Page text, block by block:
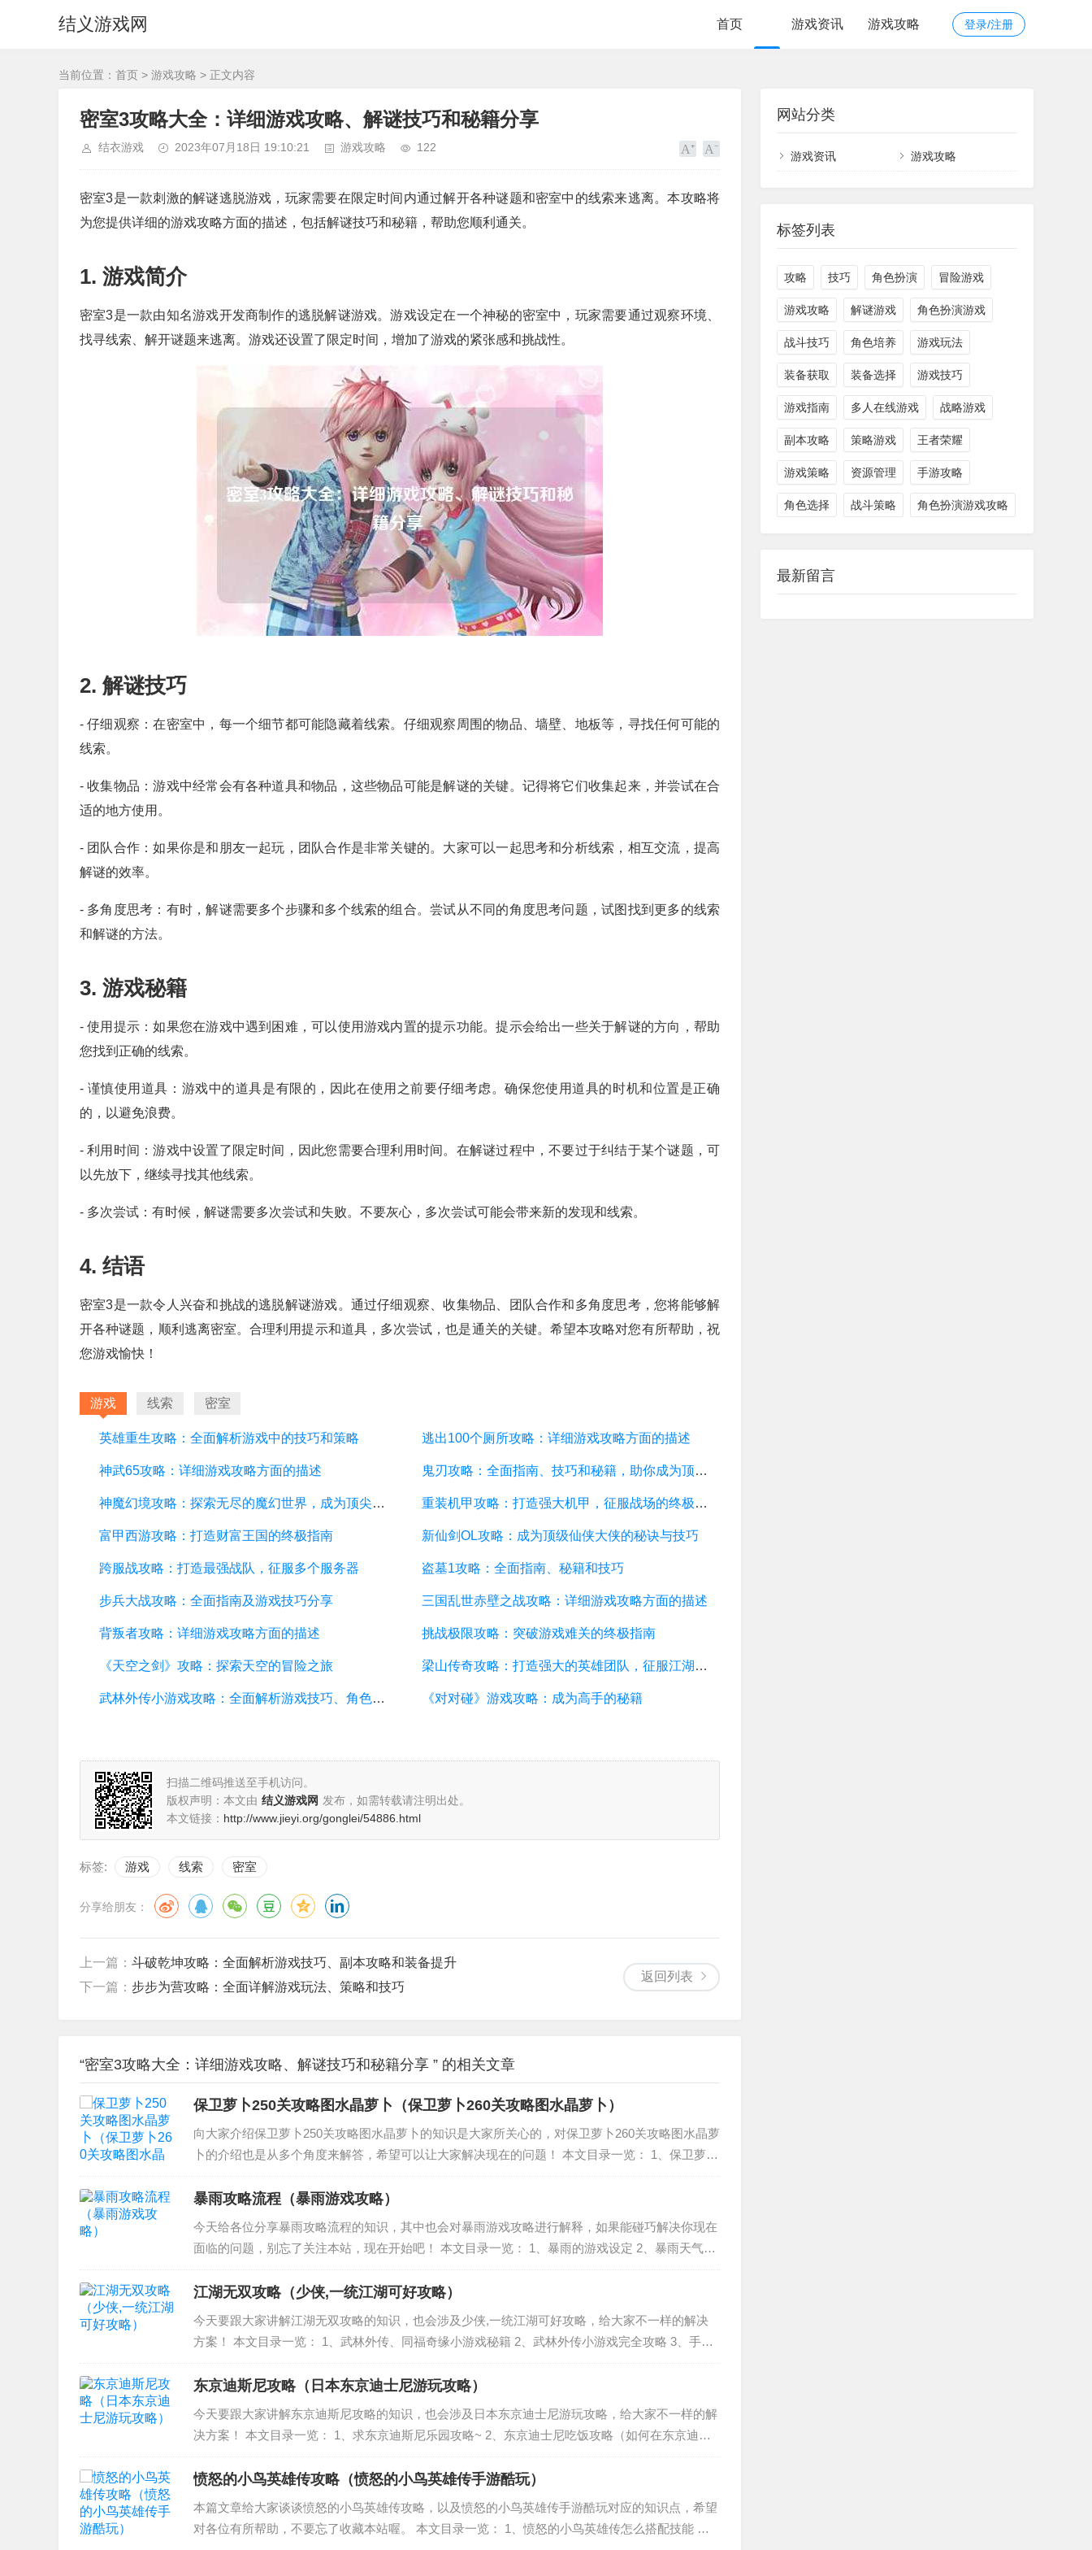
结义游戏网 登录/注册
首页 游戏资讯 游戏攻略
当前位置： 首页 > 游戏攻略 > 正文内容
密室3攻略大全：详细游戏攻略、解谜技巧和秘籍分享
结衣游戏 2023年07月18日 19:10:21 游戏攻略 122
密室3是一款刺激的解谜逃脱游戏，玩家需要在限定时间内通过解开各种谜题和密室中的线索来逃离。本攻略将
为您提供详细的游戏攻略方面的描述，包括解谜技巧和秘籍，帮助您顺利通关。
1. 游戏简介
密室3是一款由知名游戏开发商制作的逃脱解谜游戏。游戏设定在一个神秘的密室中，玩家需要通过观察环境、
找寻线索、解开谜题来逃离。游戏还设置了限定时间，增加了游戏的紧张感和挑战性。
2. 解谜技巧
- 仔细观察：在密室中，每一个细节都可能隐藏着线索。仔细观察周围的物品、墙壁、地板等，寻找任何可能的
线索。
- 收集物品：游戏中经常会有各种道具和物品，这些物品可能是解谜的关键。记得将它们收集起来，并尝试在合
适的地方使用。
- 团队合作：如果你是和朋友一起玩，团队合作是非常关键的。大家可以一起思考和分析线索，相互交流，提高
解谜的效率。
- 多角度思考：有时，解谜需要多个步骤和多个线索的组合。尝试从不同的角度思考问题，试图找到更多的线索
和解谜的方法。
3. 游戏秘籍
- 使用提示：如果您在游戏中遇到困难，可以使用游戏内置的提示功能。提示会给出一些关于解谜的方向，帮助
您找到正确的线索。
- 谨慎使用道具：游戏中的道具是有限的，因此在使用之前要仔细考虑。确保您使用道具的时机和位置是正确
的，以避免浪费。
- 利用时间：游戏中设置了限定时间，因此您需要合理利用时间。在解谜过程中，不要过于纠结于某个谜题，可
以先放下，继续寻找其他线索。
- 多次尝试：有时候，解谜需要多次尝试和失败。不要灰心，多次尝试可能会带来新的发现和线索。
4. 结语
密室3是一款令人兴奋和挑战的逃脱解谜游戏。通过仔细观察、收集物品、团队合作和多角度思考，您将能够解
开各种谜题，顺利逃离密室。合理利用提示和道具，多次尝试，也是通关的关键。希望本攻略对您有所帮助，祝
您游戏愉快！
游戏 线索 密室
英雄重生攻略：全面解析游戏中的技巧和策略 逃出100个厕所攻略：详细游戏攻略方面的描述
神武65攻略：详细游戏攻略方面的描述 鬼刃攻略：全面指南、技巧和秘籍，助你成为顶尖玩家
神魔幻境攻略：探索无尽的魔幻世界，成为顶尖玩家 重装机甲攻略：打造强大机甲，征服战场的终极指南
富甲西游攻略：打造财富王国的终极指南 新仙剑OL攻略：成为顶级仙侠大侠的秘诀与技巧
跨服战攻略：打造最强战队，征服多个服务器 盗墓1攻略：全面指南、秘籍和技巧
步兵大战攻略：全面指南及游戏技巧分享 三国乱世赤壁之战攻略：详细游戏攻略方面的描述
背叛者攻略：详细游戏攻略方面的描述 挑战极限攻略：突破游戏难关的终极指南
《天空之剑》攻略：探索天空的冒险之旅 梁山传奇攻略：打造强大的英雄团队，征服江湖的必备指南
武林外传小游戏攻略：全面解析游戏技巧、角色选择和剧情推进 《对对碰》游戏攻略：成为高手的秘籍
扫描二维码推送至手机访问。
版权声明：本文由 结义游戏网 发布，如需转载请注明出处。
本文链接： http://www.jieyi.org/gonglei/54886.html
标签: 游戏 线索 密室
分享给朋友：
返回列表
上一篇： 斗破乾坤攻略：全面解析游戏技巧、副本攻略和装备提升
下一篇： 步步为营攻略：全面详解游戏玩法、策略和技巧
“密室3攻略大全：详细游戏攻略、解谜技巧和秘籍分享 ” 的相关文章
保卫萝卜250关攻略图水晶萝卜（保卫萝卜260关攻略图水晶萝卜）
向大家介绍保卫萝卜250关攻略图水晶萝卜的知识是大家所关心的，对保卫萝卜260关攻略图水晶萝
卜的介绍也是从多个角度来解答，希望可以让大家解决现在的问题！ 本文目录一览： 1、保卫萝卜
2地宫1怎么过水晶萝卜 2、保卫萝卜2，69水晶萝卜怎么得 3、保卫萝卜2第125关怎么得水晶萝卜
保卫萝卜...
暴雨攻略流程（暴雨游戏攻略）
今天给各位分享暴雨攻略流程的知识，其中也会对暴雨游戏攻略进行解释，如果能碰巧解决你现在
面临的问题，别忘了关注本站，现在开始吧！ 本文目录一览： 1、暴雨的游戏设定 2、暴雨天气有
哪些安全需要注意的地方？ 3、暴风雨Tempest新手怎么玩 新手玩法攻略 4、寂静岭暴雨有几个结
局 暴雨的...
江湖无双攻略（少侠,一统江湖可好攻略）
今天要跟大家讲解江湖无双攻略的知识，也会涉及少侠,一统江湖可好攻略，给大家不一样的解决
方案！ 本文目录一览： 1、武林外传、同福奇缘小游戏秘籍 2、武林外传小游戏完全攻略 3、手机
游戏大掌门里怎样获得更高的气势。还有那些隐藏的图标？ 4、大唐无双零再战江湖四级怎么获得
5、金庸无双2...
东京迪斯尼攻略（日本东京迪士尼游玩攻略）
今天要跟大家讲解东京迪斯尼攻略的知识，也会涉及日本东京迪士尼游玩攻略，给大家不一样的解
决方案！ 本文目录一览： 1、求东京迪斯尼乐园攻略~ 2、东京迪士尼吃饭攻略（如何在东京迪士
尼与角色约饭） 3、日本东京迪士尼乐园，游玩5小时攻略，海洋区和陆地区哪个比较好？ 4、东京
迪士尼乐园攻略...
愤怒的小鸟英雄传攻略（愤怒的小鸟英雄传手游酷玩）
本篇文章给大家谈谈愤怒的小鸟英雄传攻略，以及愤怒的小鸟英雄传手游酷玩对应的知识点，希望
对各位有所帮助，不要忘了收藏本站喔。 本文目录一览： 1、愤怒的小鸟英雄传怎么搭配技能 技
网站分类
游戏资讯 游戏攻略
标签列表
攻略 技巧 角色扮演 冒险游戏
游戏攻略 解谜游戏 角色扮演游戏
战斗技巧 角色培养 游戏玩法
装备获取 装备选择 游戏技巧
游戏指南 多人在线游戏 战略游戏
副本攻略 策略游戏 王者荣耀
游戏策略 资源管理 手游攻略
角色选择 战斗策略 角色扮演游戏攻略
最新留言